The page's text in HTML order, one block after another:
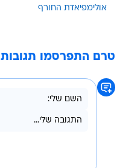
אולימפיאדת החורף
טרם התפרסמו תגובות